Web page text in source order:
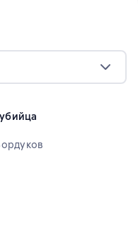
4,4 на основе 90 оценок